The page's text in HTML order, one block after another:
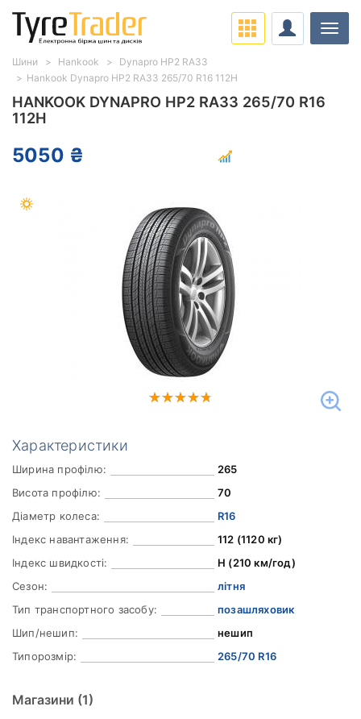
HANKOOK DYNAPRO HP2 RA33 265/70 R16
112H
5050 ₴
Характеристики
Ширина профілю:
265
Висота профілю:
70
Діаметр колеса:
R16
Індекс навантаження:
112 (1120 кг)
Індекс швидкості:
H (210 км/год)
Сезон:
літня
Тип транспортного засобу:
позашляховик
Шип/нешип:
нешип
Типорозмір:
265/70 R16
Магазини (1)
Шини Hankook
Dynapro HP2 RA33
Hankook Dynapro HP2 RA33 265/70 R16 112H